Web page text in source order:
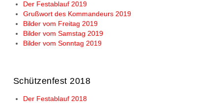
Der Festablauf 2019
Grußwort des Kommandeurs 2019
Bilder vom Freitag 2019
Bilder vom Samstag 2019
Bilder vom Sonntag 2019
Schützenfest 2018
Der Festablauf 2018